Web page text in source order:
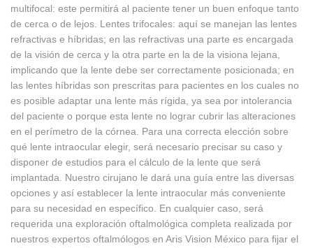
multifocal: este permitirá al paciente tener un buen enfoque tanto
de cerca o de lejos. Lentes trifocales: aquí se manejan las lentes
refractivas e híbridas; en las refractivas una parte es encargada
de la visión de cerca y la otra parte en la de la visiona lejana,
implicando que la lente debe ser correctamente posicionada; en
las lentes híbridas son prescritas para pacientes en los cuales no
es posible adaptar una lente más rígida, ya sea por intolerancia
del paciente o porque esta lente no lograr cubrir las alteraciones
en el perímetro de la córnea. Para una correcta elección sobre
qué lente intraocular elegir, será necesario precisar su caso y
disponer de estudios para el cálculo de la lente que será
implantada. Nuestro cirujano le dará una guía entre las diversas
opciones y así establecer la lente intraocular más conveniente
para su necesidad en específico. En cualquier caso, será
requerida una exploración oftalmológica completa realizada por
nuestros expertos oftalmólogos en Aris Vision México para fijar el